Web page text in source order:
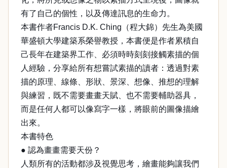
有了自己的個性，以及傳達訊息的生命力。
本書作者Francis D.K. Ching（程大錦）先生為美國
華盛頓大學建築系榮譽教授，本書便是作者累積自
己長年在建築界工作、必須時時刻刻接觸素描的個
人經驗，分享給所有想嘗試素描的讀者：透過對素
描的原理、線條、形狀、景深、想像、推想的理解
與練習，既不需要畫畫天賦、也不需要輔助器具，
而是任何人都可以像寫字一樣，將眼前的圖像描繪
出來。
本書特色
● 認為畫畫需要天份？
人類所有的活動都涉及視覺思考，繪畫能夠讓我們